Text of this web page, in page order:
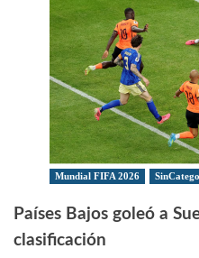
Mundial FIFA 2026
Países Bajos goleó a
clasificación